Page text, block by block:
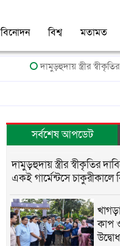
বিনোদন বিশ্ব মতামত
দামুড়হুদায় স্ত্রীর স্বীকৃতির
সর্বশেষ আপডেট
দামুড়হুদায় স্ত্রীর স্বীকৃতির
একই গার্মেন্টসে চাকুরীকালে
কাপ